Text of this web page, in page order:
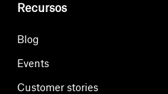
Recursos
Blog
Events
Customer stories